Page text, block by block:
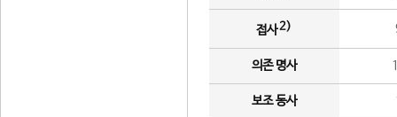
접사2)
의존 명사
보조 동사